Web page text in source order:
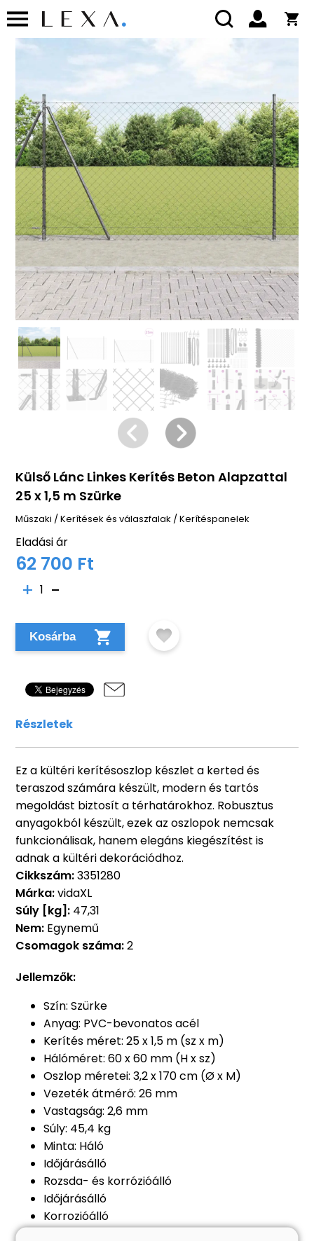
Külső Lánc Linkes Kerítés Beton Alapzattal
25 x 1,5 m Szürke
Műszaki /Kerítések és válaszfalak /Kerítéspanelek
Eladási ár
62 700 Ft
1
Kosárba
Részletek
Ez a kültéri kerítésoszlop készlet a kerted és
teraszod számára készült, modern és tartós
megoldást biztosít a térhatárokhoz. Robusztus
anyagokból készült, ezek az oszlopok nemcsak
funkcionálisak, hanem elegáns kiegészítést is
adnak a kültéri dekorációdhoz.
Cikkszám:3351280
Márka:vidaXL
Súly [kg]: 47,31
Nem: Egynemű
Csomagok száma:2
Jellemzők:
Szín: Szürke
Anyag: PVC-bevonatos acél
Kerítés méret: 25 x 1,5 m (sz x m)
Hálóméret: 60 x 60 mm (H x sz)
Oszlop méretei: 3,2 x 170 cm (Ø x M)
Vezeték átmérő: 26 mm
Vastagság: 2,6 mm
Súly: 45,4 kg
Minta: Háló
Időjárásálló
Rozsda- és korrózióálló
Időjárásálló
Korrozióálló